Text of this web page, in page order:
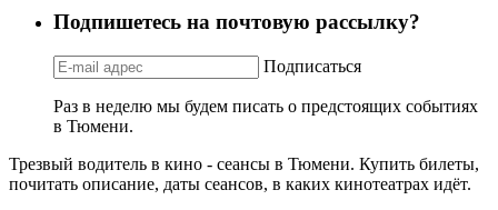
Подпишетесь на почтовую рассылку?
Подписаться
Раз в неделю мы будем писать о предстоящих событиях
в Тюмени.
Трезвый водитель в кино - сеансы в Тюмени. Купить билеты,
почитать описание, даты сеансов, в каких кинотеатрах идёт.